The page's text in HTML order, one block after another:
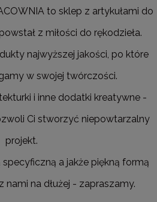
to sklep z artykułami do
z miłości do rękodzieła.
najwyższej jakości, po które
w swojej twórczości.
i inne dodatki kreatywne -
Ci stworzyć niepowtarzalny
projekt.
specyficzną a jakże piękną formą
nami na dłużej - zapraszamy.